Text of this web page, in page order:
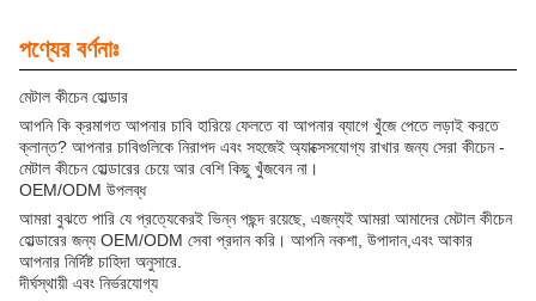
পণ্যের বর্ণনাঃ
মেটাল কীচেন হোল্ডার
আপনি কি ক্রমাগত আপনার চাবি হারিয়ে ফেলতে বা আপনার ব্যাগে খুঁজে পেতে লড়াই করতে
ক্লান্ত? আপনার চাবিগুলিকে নিরাপদ এবং সহজেই অ্যাক্সেসযোগ্য রাখার জন্য সেরা কীচেন -
মেটাল কীচেন হোল্ডারের চেয়ে আর বেশি কিছু খুঁজবেন না।
OEM/ODM উপলব্ধ
আমরা বুঝতে পারি যে প্রত্যেকেরই ভিন্ন পছন্দ রয়েছে, এজন্যই আমরা আমাদের মেটাল কীচেন
হোল্ডারের জন্য OEM/ODM সেবা প্রদান করি। আপনি নকশা, উপাদান,এবং আকার
আপনার নির্দিষ্ট চাহিদা অনুসারে.
দীর্ঘস্থায়ী এবং নির্ভরযোগ্য